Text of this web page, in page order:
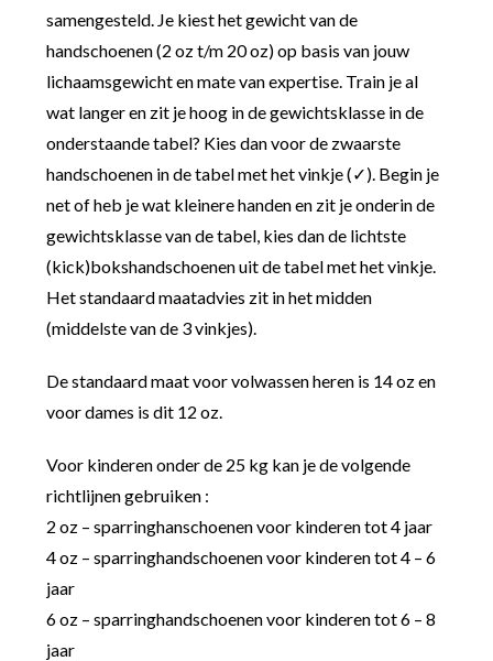
samengesteld. Je kiest het gewicht van de
handschoenen (2 oz t/m 20 oz) op basis van jouw
lichaamsgewicht en mate van expertise. Train je al
wat langer en zit je hoog in de gewichtsklasse in de
onderstaande tabel? Kies dan voor de zwaarste
handschoenen in de tabel met het vinkje (✓). Begin je
net of heb je wat kleinere handen en zit je onderin de
gewichtsklasse van de tabel, kies dan de lichtste
(kick)bokshandschoenen uit de tabel met het vinkje.
Het standaard maatadvies zit in het midden
(middelste van de 3 vinkjes).
De standaard maat voor volwassen heren is 14 oz en
voor dames is dit 12 oz.
Voor kinderen onder de 25 kg kan je de volgende
richtlijnen gebruiken :
2 oz – sparringhanschoenen voor kinderen tot 4 jaar
4 oz – sparringhandschoenen voor kinderen tot 4 – 6
jaar
6 oz – sparringhandschoenen voor kinderen tot 6 – 8
jaar